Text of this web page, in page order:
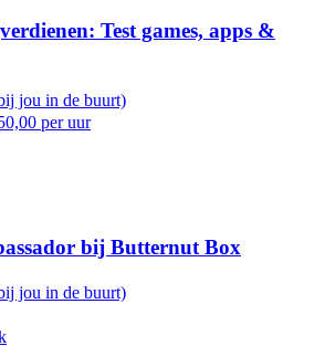
Test games, apps &
jou in de buurt)
per uur
bij Butternut Box
jou in de buurt)